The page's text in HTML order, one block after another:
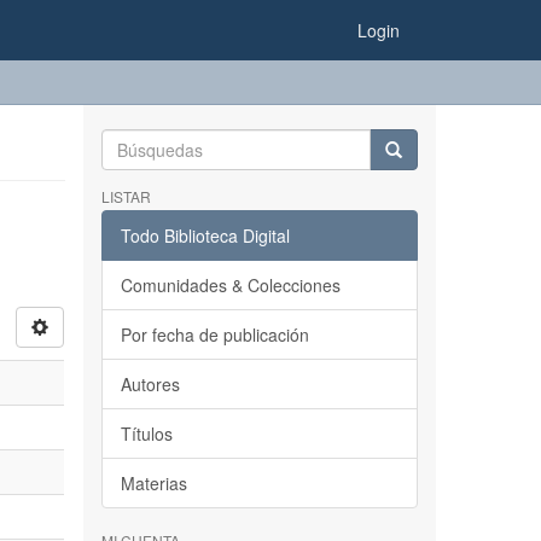
Login
LISTAR
Todo Biblioteca Digital
Comunidades & Colecciones
Por fecha de publicación
Autores
Títulos
Materias